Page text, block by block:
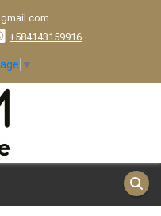
+584143159916
▼